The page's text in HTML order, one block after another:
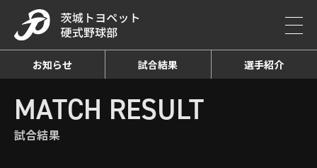
お知らせ 試合結果 選手紹介
MATCH RESULT 試合結果詳細
MATCH RESULT
試合結果